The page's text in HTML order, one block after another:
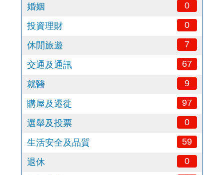
婚姻 0
投資理財 0
休閒旅遊 7
交通及通訊 67
就醫 9
購屋及遷徙 97
選舉及投票 0
生活安全及品質 59
退休 0